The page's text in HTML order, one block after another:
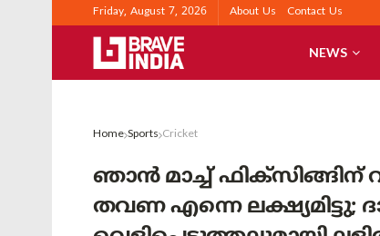
Friday, August 7, 2026 About Us Contact Us
NEWS
Home Sports Cricket
ഞാൻ മാച്ച്
തവണ എന്നെ ലക്ഷ്യമിട്ടു;